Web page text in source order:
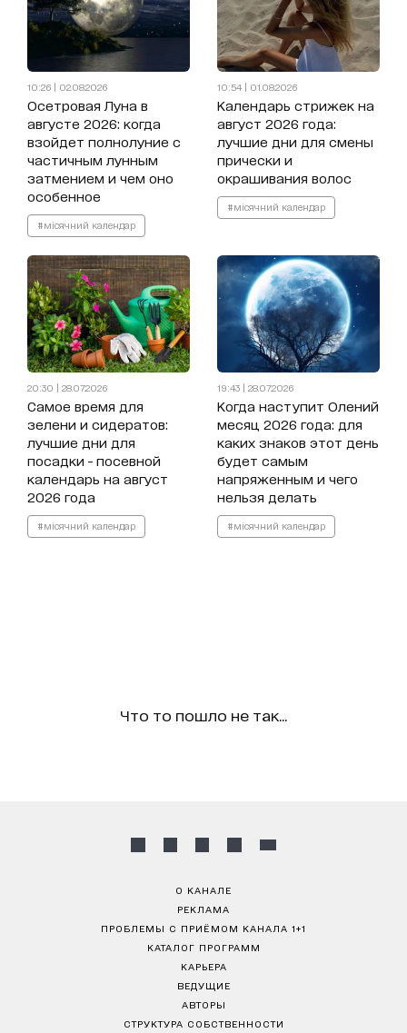
10:26 | 02.08.2026
Осетровая Луна в
августе 2026: когда
взойдет полнолуние с
частичным лунным
затмением и чем оно
особенное
#місячний календар
10:54 | 01.08.2026
Календарь стрижек на
август 2026 года:
лучшие дни для смены
прически и
окрашивания волос
#місячний календар
20:30 | 28.07.2026
Самое время для
зелени и сидератов:
лучшие дни для
посадки - посевной
календарь на август
2026 года
#місячний календар
19:43 | 28.07.2026
Когда наступит Олений
месяц 2026 года: для
каких знаков этот день
будет самым
напряженным и чего
нельзя делать
#місячний календар
Что то пошло не так...
О КАНАЛЕ
РЕКЛАМА
ПРОБЛЕМЫ С ПРИЁМОМ КАНАЛА 1+1
КАТАЛОГ ПРОГРАММ
КАРЬЕРА
ВЕДУЩИЕ
АВТОРЫ
СТРУКТУРА СОБСТВЕННОСТИ